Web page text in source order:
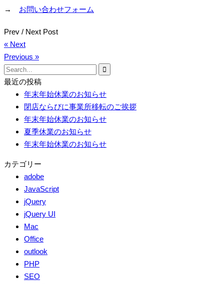
→ お問い合わせフォーム
Prev / Next Post
« Next
Previous »
Search
for:
最近の投稿
年末年始休業のお知らせ
閉店ならびに事業所移転のご挨拶
年末年始休業のお知らせ
夏季休業のお知らせ
年末年始休業のお知らせ
カテゴリー
adobe
JavaScript
jQuery
jQuery UI
Mac
Office
outlook
PHP
SEO